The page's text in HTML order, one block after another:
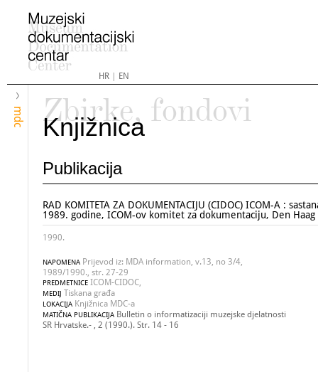
HR| EN
mdc
Zbirke, fondovi
Knjižnica
Publikacija
RAD KOMITETA ZA DOKUMENTACIJU (CIDOC) ICOM-A :
1989. godine, ICOM-ov komitet za dokumentaciju, Den Haag
1990.
NAPOMENA Prijevod iz: MDA information, v.13, no 3/4,
1989/1990., str. 27-29
PREDMETNICE ICOM-CIDOC,
MEDIJ Tiskana građa
LOKACIJA Knjižnica MDC-a
MATIČNA PUBLIKACIJA Bulletin o informatizaciji muzejske djelatnosti
SR Hrvatske.- , 2 (1990.). Str. 14 - 16